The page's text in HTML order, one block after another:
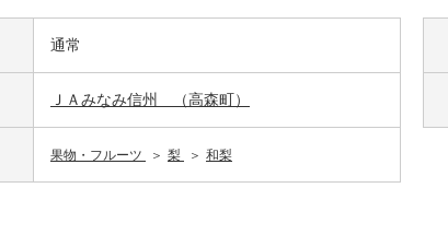
通常
ＪＡみなみ信州 （高森町）
果物・フルーツ 梨 和梨